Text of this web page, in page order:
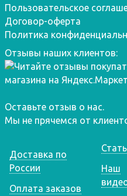
Пользовательское
Договор-оферта
Политика
Отзывы наших клиентов:
Оставьте отзыв о нас.
Мы не прячемся от
Доставка по
России
Оплата заказов
Наш